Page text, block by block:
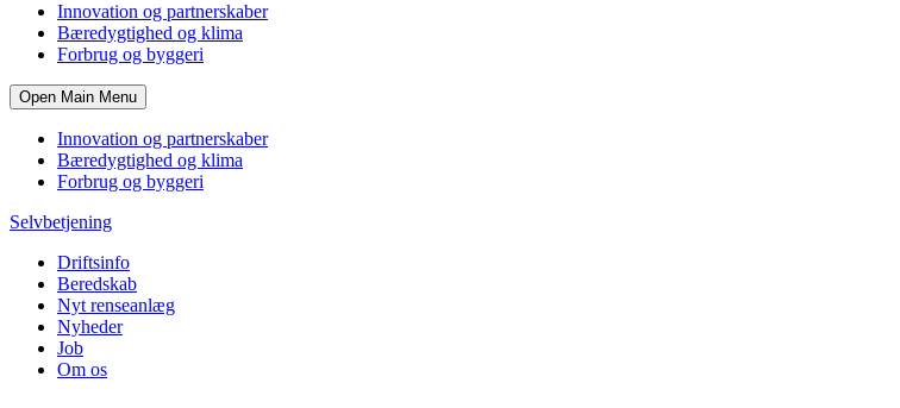
Innovation og partnerskaber
Bæredygtighed og klima
Forbrug og byggeri
Open Main Menu
Innovation og partnerskaber
Bæredygtighed og klima
Forbrug og byggeri
Selvbetjening
Driftsinfo
Beredskab
Nyt renseanlæg
Nyheder
Job
Om os